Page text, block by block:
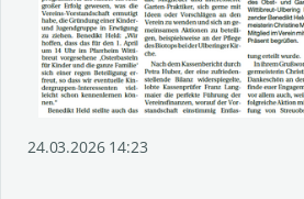
24.03.2026 14:23